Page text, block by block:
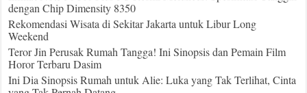
dengan Chip Dimensity 8350
Rekomendasi Wisata di Sekitar Jakarta untuk Libur Long
Weekend
Teror Jin Perusak Rumah Tangga! Ini Sinopsis dan Pemain Film
Horor Terbaru Dasim
Ini Dia Sinopsis Rumah untuk Alie: Luka yang Tak Terlihat, Cinta